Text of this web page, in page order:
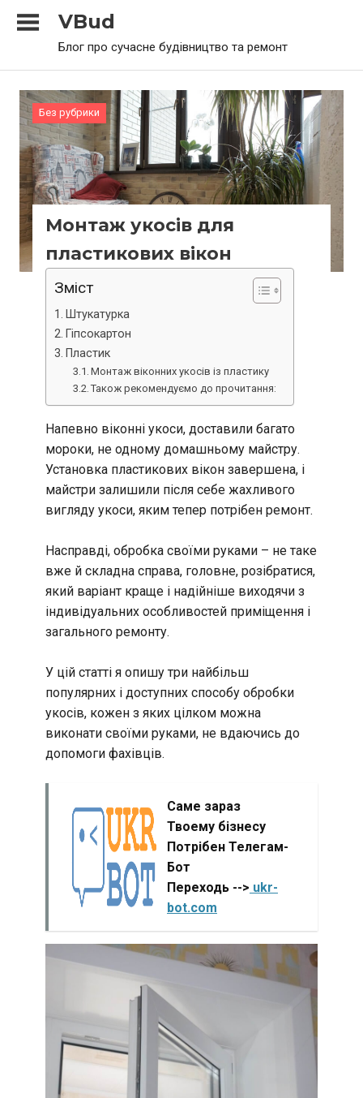
VBud
Блог про сучасне будівництво та ремонт
Без рубрики
Монтаж укосів для
пластикових вікон
Зміст
Штукатурка
Гіпсокартон
Пластик
Монтаж віконних укосів із пластику
Також рекомендуємо до прочитання:
Напевно віконні укоси, доставили багато
мороки, не одному домашньому майстру.
Установка пластикових вікон завершена, і
майстри залишили після себе жахливого
вигляду укоси, яким тепер потрібен ремонт.
Насправді, обробка своїми руками – не таке
вже й складна справа, головне, розібратися,
який варіант краще і надійніше виходячи з
індивідуальних особливостей приміщення і
загального ремонту.
У цій статті я опишу три найбільш
популярних і доступних способу обробки
укосів, кожен з яких цілком можна
виконати своїми руками, не вдаючись до
допомоги фахівців.
Саме зараз
Твоему бізнесу
Потрібен Телегам-
Бот
Переходь --> ukr-
bot.com